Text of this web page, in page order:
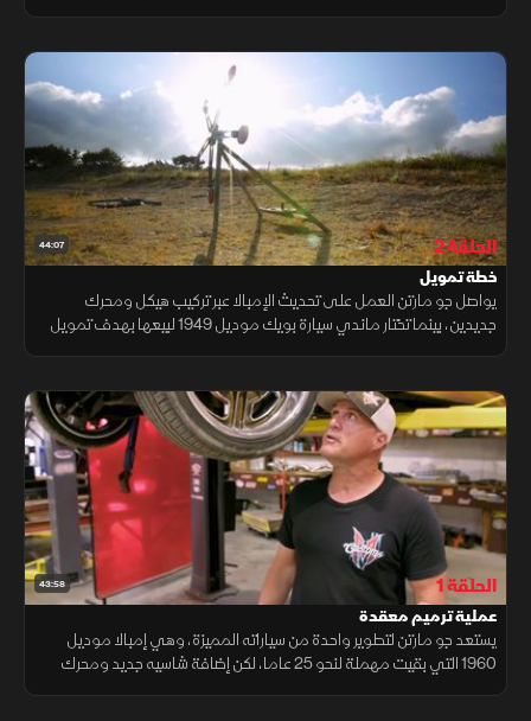
44:07 الحلقة 2
خطة تمويل
يواصل جو مارتن العمل على تحديث الإمبالا عبر تركيب هيكل ومحرك
جديدين، بينما تختار ماندي سيارة بويك موديل 1949 لبيعها بهدف تمويل
43:58 الحلقة 1
عملية ترميم معقدة
يستعد جو مارتن لتطوير واحدة من سياراته المميزة، وهي إمبالا موديل
1960 التي بقيت مهملة لنحو 25 عاما، لكن إضافة شاسيه جديد ومحرك